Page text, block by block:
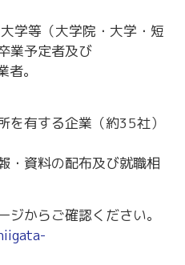
学等（大学院・大学・短
業予定者及び
。
を有する企業（約35社）
・資料の配布及び就職相
ジからご確認ください。